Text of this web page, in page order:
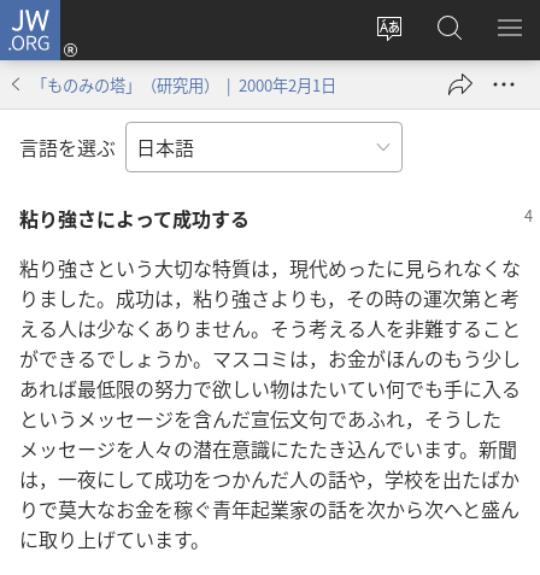
JW.ORG
サ
ト
の
言
変
え
る
ロ
グ
ン
し
ブ
で
開
く）
JW.ORG
の
検
メ
を
「ものみの塔」（研究用） | 2000年2月1日
言語を選ぶ
粘り強さによって成功する
粘り強さという大切な特質は，現代めったに見られなくな
りました。成功は，粘り強さよりも，その時の運次第と考
える人は少なくありません。そう考える人を非難すること
ができるでしょうか。マスコミは，お金がほんのもう少し
あれば最低限の努力で欲しい物はたいてい何でも手に入る
というメッセージを含んだ宣伝文句であふれ，そうした
メッセージを人々の潜在意識にたたき込んでいます。新聞
は，一夜にして成功をつかんだ人の話や，学校を出たばか
りで莫大なお金を稼ぐ青年起業家の話を次から次へと盛ん
に取り上げています。